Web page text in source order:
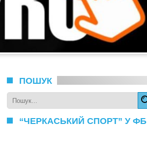
ПОШУК
“ЧЕРКАСЬКИЙ СПОРТ” У ФБ